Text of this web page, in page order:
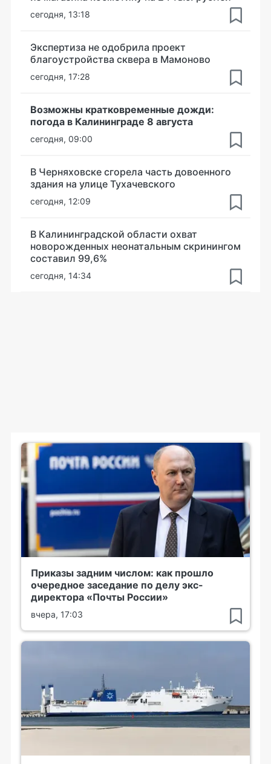
сегодня, 13:18
Экспертиза не одобрила проект
благоустройства сквера в Мамоново
сегодня, 17:28
Возможны кратковременные дожди:
погода в Калининграде 8 августа
сегодня, 09:00
В Черняховске сгорела часть довоенного
здания на улице Тухачевского
сегодня, 12:09
В Калининградской области охват
новорожденных неонатальным скринингом
составил 99,6%
сегодня, 14:34
Приказы задним числом: как прошло
очередное заседание по делу экс-
директора «Почты России»
вчера, 17:03